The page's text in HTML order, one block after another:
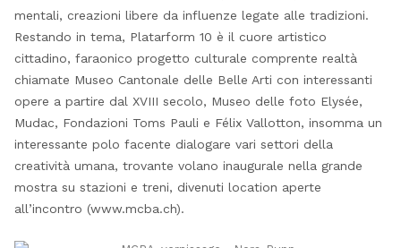
mentali, creazioni libere da influenze legate alle tradizioni.
Restando in tema, Platarform 10 è il cuore artistico
cittadino, faraonico progetto culturale comprente realtà
chiamate Museo Cantonale delle Belle Arti con interessanti
opere a partire dal XVIII secolo, Museo delle foto Elysée,
Mudac, Fondazioni Toms Pauli e Félix Vallotton, insomma un
interessante polo facente dialogare vari settori della
creatività umana, trovante volano inaugurale nella grande
mostra su stazioni e treni, divenuti location aperte
all’incontro (www.mcba.ch).